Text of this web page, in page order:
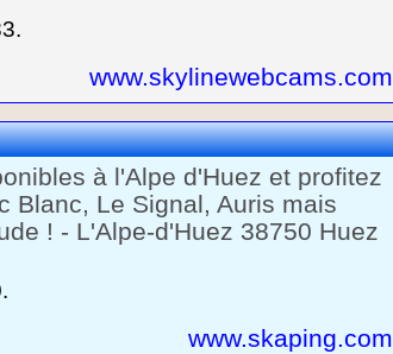
www.skylinewebcams.com
à l'Alpe d'Huez et profitez
Blanc, Le Signal, Auris mais
! - L'Alpe-d'Huez 38750 Huez
www.skaping.com